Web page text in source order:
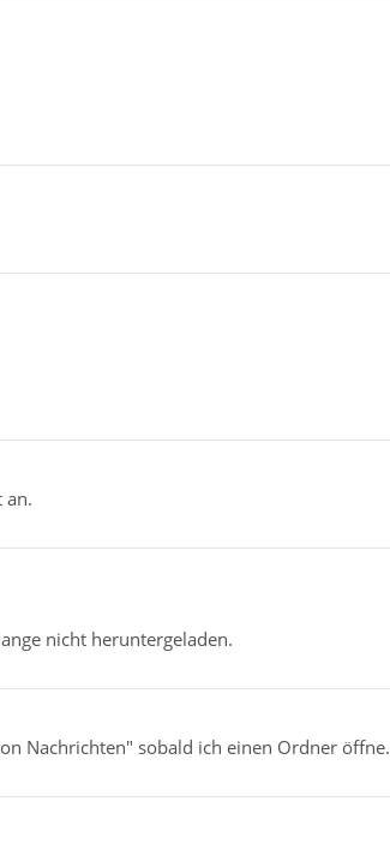
an.
nicht heruntergeladen.
Nachrichten" sobald ich einen Ordner öffne.